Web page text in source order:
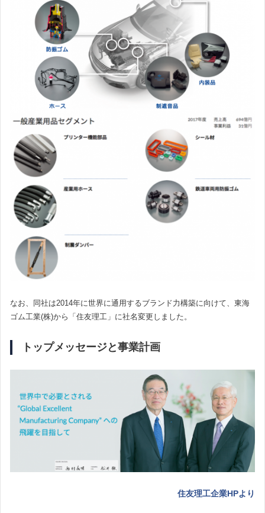
なお、同社は2014年に世界に通用するブランド力構築に向けて、東海
ゴム工業(株)から「住友理工」に社名変更しました。
トップメッセージと事業計画
住友理工企業HPより